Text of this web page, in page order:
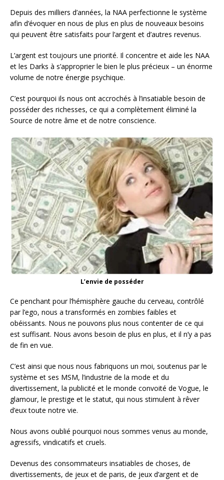
Depuis des milliers d’années, la NAA perfectionne le système
afin d’évoquer en nous de plus en plus de nouveaux besoins
qui peuvent être satisfaits pour l’argent et d’autres revenus.
L’argent est toujours une priorité. Il concentre et aide les NAA
et les Darks à s’approprier le bien le plus précieux – un énorme
volume de notre énergie psychique.
C’est pourquoi ils nous ont accrochés à l’insatiable besoin de
posséder des richesses, ce qui a complètement éliminé la
Source de notre âme et de notre conscience.
L’envie de posséder
Ce penchant pour l’hémisphère gauche du cerveau, contrôlé
par l’ego, nous a transformés en zombies faibles et
obéissants. Nous ne pouvons plus nous contenter de ce qui
est suffisant. Nous avons besoin de plus en plus, et il n’y a pas
de fin en vue.
C’est ainsi que nous nous fabriquons un moi, soutenus par le
système et ses MSM, l’industrie de la mode et du
divertissement, la publicité et le monde convoité de Vogue, le
glamour, le prestige et le statut, qui nous stimulent à rêver
d’eux toute notre vie.
Nous avons oublié pourquoi nous sommes venus au monde,
agressifs, vindicatifs et cruels.
Devenus des consommateurs insatiables de choses, de
divertissements, de jeux et de paris, de jeux d’argent et de